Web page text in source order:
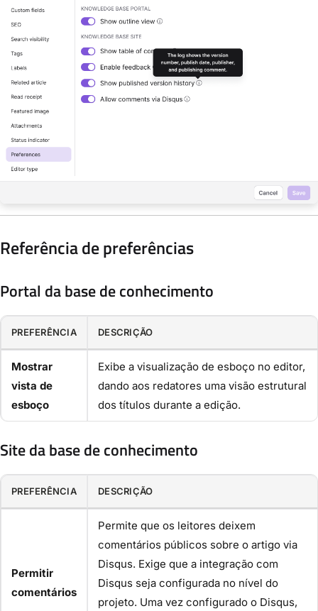
Referência de preferências
Portal da base de conhecimento
PREFERÊNCIA DESCRIÇÃO
Mostrar
vista de
esboço
Exibe a visualização de esboço no editor,
dando aos redatores uma visão estrutural
dos títulos durante a edição.
Site da base de conhecimento
PREFERÊNCIA DESCRIÇÃO
Permitir
comentários
Permite que os leitores deixem
comentários públicos sobre o artigo via
Disqus. Exige que a integração com
Disqus seja configurada no nível do
projeto. Uma vez configurado o Disqus,